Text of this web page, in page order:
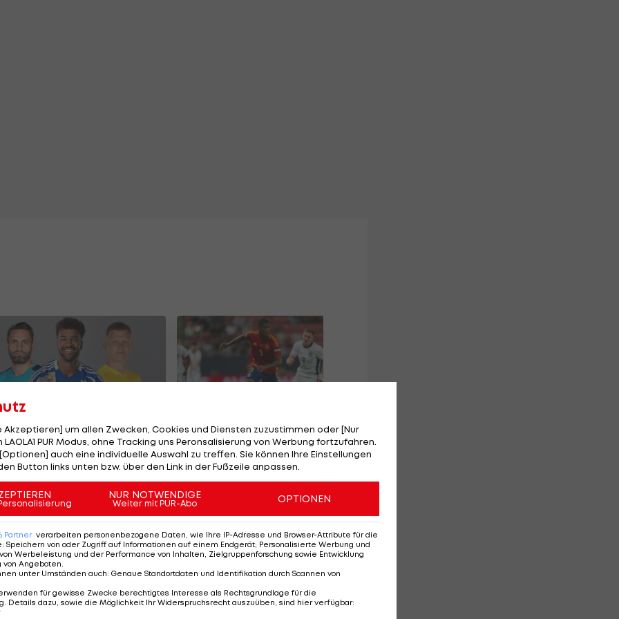
teuersten ÖFB-
der
Olympiasieger vor
Wechsel zu Arsenal
Premier League
Freund
Akzeptieren] um allen Zwecken, Cookies und Diensten zuzustimmen oder [Nur
PUR Modus, ohne Tracking uns Peronsalisierung von Werbung fortzufahren.
auch eine individuelle Auswahl zu treffen. Sie können Ihre Einstellungen
Button links unten bzw. über den Link in der Fußzeile anpassen.
NUR NOTWENDIGE
Weiter mit PUR-Abo OPTIONEN
Partner verarbeiten personenbezogene Daten, wie Ihre IP-Adresse und Browser-Attribute für die
: Speichern von oder Zugriff auf Informationen auf einem Endgerät; Personalisierte Werbung und
Werbeleistung und der Performance von Inhalten, Zielgruppenforschung sowie Entwicklung
von Angeboten.
unter Umständen auch: Genaue Standortdaten und Identifikation durch Scannen von
für gewisse Zwecke berechtigtes Interesse als Rechtsgrundlage für die
Details dazu, sowie die Möglichkeit Ihr Widerspruchsrecht auszuüben, sind hier verfügbar: